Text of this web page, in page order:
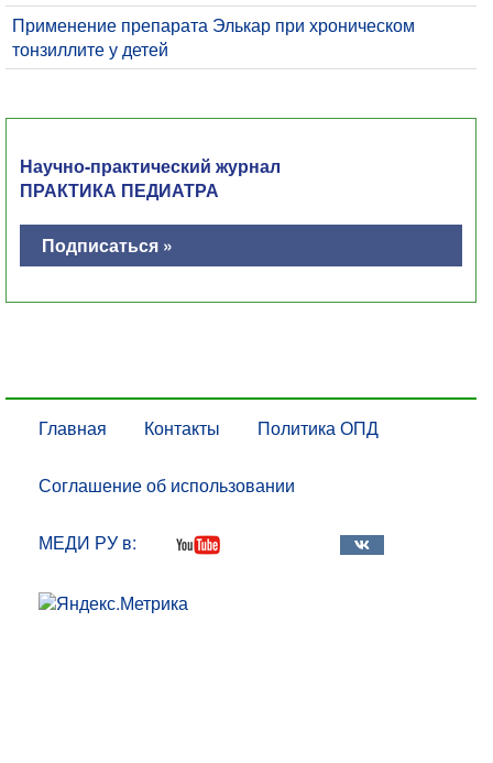
Применение препарата Элькар при хроническом
тонзиллите у детей
Научно-практический журнал
ПРАКТИКА ПЕДИАТРА
Подписаться »
Главная Контакты Политика ОПД
Соглашение об использовании
МЕДИ РУ в: